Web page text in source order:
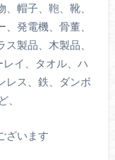
帽子、鞄、靴、
発電機、骨董、
製品、木製品、
イ、タオル、ハ
レス、鉄、ダンボ
、
ざいます